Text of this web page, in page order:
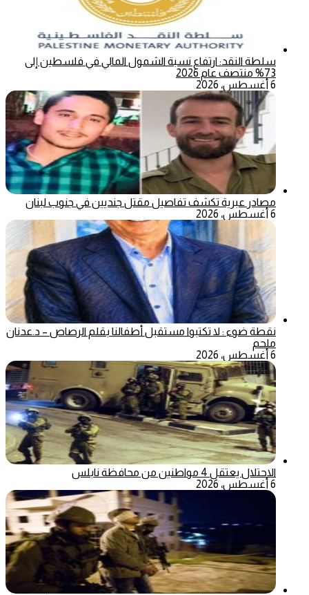
سلطة النقد: ارتفاع نسبة الشمول المالي في فلسطين إلى
73% منتصف عام 2026
6 أغسطس، 2026
مصادر عبرية تكشف تفاصيل مقتل جنديين في جنوب لبنان
6 أغسطس، 2026
نقطة ضوء : لا تكتبوا مستقبل أطفالنا بقلم الرصاص – د.عدنان
ملحم
6 أغسطس، 2026
الاحتلال يعتقل 4 مواطنين من محافظة نابلس
6 أغسطس، 2026